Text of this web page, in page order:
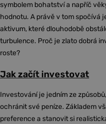
symbolem bohatství a napříč
hodnotu. A právě v tom spočívá
aktivum, které dlouhodobě
turbulence. Proč je zlato dobrá
roste?
Jak začít investovat
Investování je jedním ze
ochránit své peníze. Základem
preference a stanovit si